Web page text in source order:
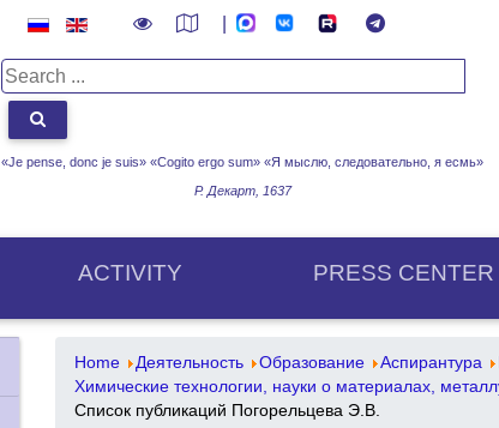
«Je pense, donc je suis» «Cogito ergo sum» «Я мыслю, следовательно, я есмь»
Р. Декарт, 1637
ACTIVITY PRESS CENTER
Home Деятельность Образование Аспирантура
Химические технологии, науки о материалах,
Список публикаций Погорельцева Э.В.